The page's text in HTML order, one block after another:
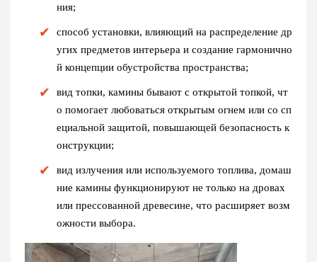
ния;
способ установки, влияющий на распределение др
угих предметов интерьера и создание гармонично
й концепции обустройства пространства;
вид топки, камины бывают с открытой топкой, чт
о помогает любоваться открытым огнем или со сп
ециальной защитой, повышающей безопасность к
онструкции;
вид излучения или используемого топлива, домаш
ние камины функционируют не только на дровах
или прессованной древесине, что расширяет возм
ожности выбора.